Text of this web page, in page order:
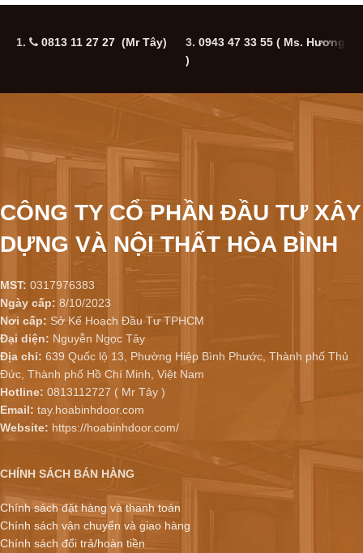
1. 0813 11 27 27 (Mr Tây) 3. 0943 47 33 55 ( Ms. Hương
)
CÔNG TY CỔ PHẦN ĐẦU TƯ XÂY
DỰNG VÀ NỘI THẤT HÒA BÌNH
MST: 0317976383
Ngày cấp: 8/10/2023
Nơi cấp: Sở Kế Hoạch Đầu Tư TPHCM
Đại diện: Nguyễn Ngọc Tây
Địa chỉ: 639 Quốc lộ 13, Phường Hiệp Bình Phước, Thành phố Thủ
Đức, Thành phố Hồ Chí Minh, Việt Nam
Hotline: 0813112727 ( Mr Tây )
Email: tay.hoabinhdoor.com
Website: https://hoabinhdoor.com/
CHÍNH SÁCH BÁN HÀNG
Chính sách đặt hàng và thanh toán
Chính sách vận chuyển và giao hàng
Chính sách đổi trả/hoàn tiền